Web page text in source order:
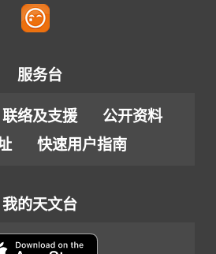
服务台
联络及支援
公开资料
快速用户指南
我的天文台